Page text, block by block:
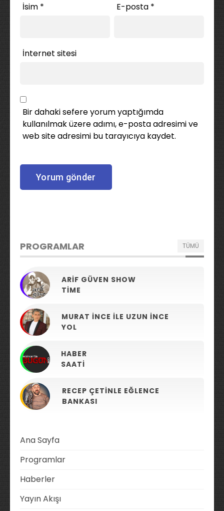
İsim * E-posta *
İnternet sitesi
Bir dahaki sefere yorum yaptığımda
kullanılmak üzere adımı, e-posta adresimi ve
web site adresimi bu tarayıcıya kaydet.
PROGRAMLAR TÜMÜ
ARIF GÜVEN SHOW
TIME
MURAT İNCE ILE UZUN İNCE
YOL
HABER
SAATI
RECEP ÇETINLE EĞLENCE
BANKASI
Ana Sayfa
Programlar
Haberler
Yayın Akışı